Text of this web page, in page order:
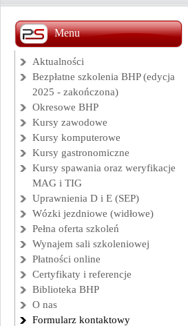
Menu
Aktualności
Bezpłatne szkolenia BHP (edycja
2025 - zakończona)
Okresowe BHP
Kursy zawodowe
Kursy komputerowe
Kursy gastronomiczne
Kursy spawania oraz weryfikacje
MAG i TIG
Uprawnienia D i E (SEP)
Wózki jezdniowe (widłowe)
Pełna oferta szkoleń
Wynajem sali szkoleniowej
Płatności online
Certyfikaty i referencje
Biblioteka BHP
O nas
Formularz kontaktowy